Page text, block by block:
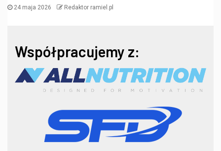
24 maja 2026 Redaktor ramiel.pl
Współpracujemy z: